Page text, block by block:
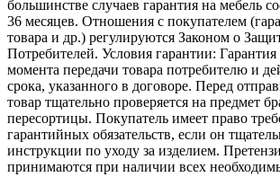
большинстве случаев гарантия на мебель
36 месяцев. Отношения с покупателем
товара и др.) регулируются Законом о
Потребителей. Условия гарантии: Гарантия
момента передачи товара потребителю и
срока, указанного в договоре. Перед
товар тщательно проверяется на предмет
пересортицы. Покупатель имеет право
гарантийных обязательств, если он
инструкции по уходу за изделием.
принимаются при наличии всех